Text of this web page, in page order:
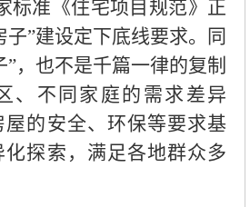
标准《住宅项目规范》正
子”建设定下底线要求。同
”，也不是千篇一律的复制
、不同家庭的需求差异
的安全、环保等要求基
探索，满足各地群众多